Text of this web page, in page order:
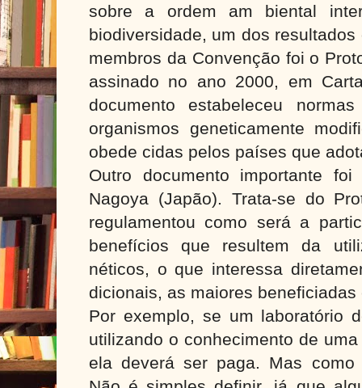
sobre a ordem am biental
biodiversidade, um dos
membros da Convenção foi o
assinado no ano 2000, em
documento estabeleceu
organismos geneticamente
obede cidas pelos países que
Outro documento importante
Nagoya (Japão). Trata-se do
regulamentou como será a
benefícios que resultem da
néticos, o que interessa
dicionais, as maiores
Por exemplo, se um laboratório
utilizando o conhecimento de
ela deverá ser paga. Mas como